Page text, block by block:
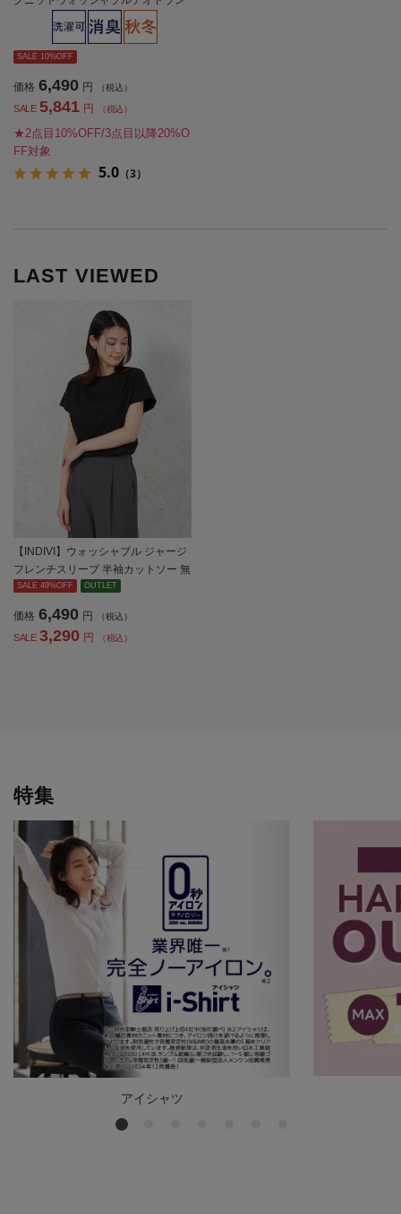
ト無地秋冬【レディース】
SALE 10%OFF
価格 6,490 円 （税込）
SALE 5,841 円 （税込）
★2点目10%OFF/3点目以降20%O
FF対象
5.0 （3）
LAST VIEWED
【INDIVI】ウォッシャブル ジャージ
フレンチスリーブ 半袖カットソー 無
地 【レディース】
SALE 49%OFF OUTLET
価格 6,490 円 （税込）
SALE 3,290 円 （税込）
特集
アイシャツ